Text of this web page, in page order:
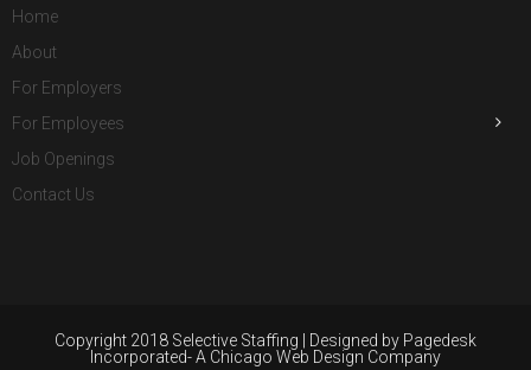
Home
About
For Employers
For Employees
Job Openings
Contact Us
Copyright 2018 Selective Staffing | Designed by Pagedesk
Incorporated- A Chicago Web Design Company